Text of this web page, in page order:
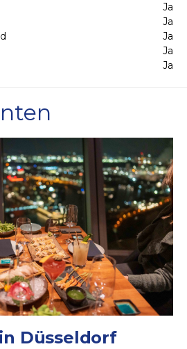
Ja
Ja
Ja
Ja
Ja
Düsseldorf